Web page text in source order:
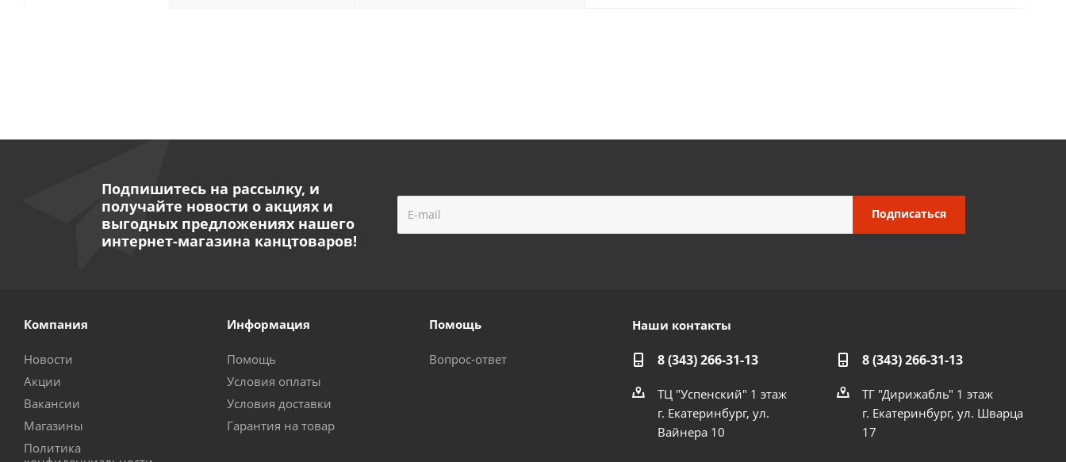
Подпишитесь на рассылку, и
получайте новости о акциях и
выгодных предложениях нашего
интернет-магазина канцтоваров!
Компания
Новости
Акции
Вакансии
Магазины
Политика
Информация
Помощь
Условия оплаты
Условия доставки
Гарантия на товар
Помощь
Вопрос-ответ
Наши контакты
8 (343) 266-31-13
ТЦ "Успенский" 1 этаж
г. Екатеринбург, ул.
Вайнера 10
8 (343) 266-31-13
ТГ "Дирижабль" 1 этаж
г. Екатеринбург, ул. Шварца
17